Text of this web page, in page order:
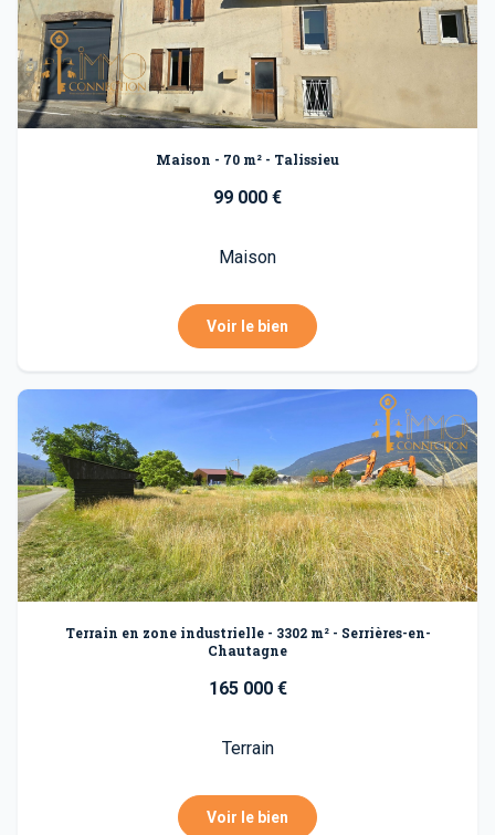
Maison - 70 m² - Talissieu
99 000 €
Maison
Voir le bien
Terrain en zone industrielle - 3302 m² - Serrières-en-
Chautagne
165 000 €
Terrain
Voir le bien